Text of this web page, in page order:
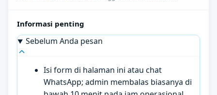
Informasi penting
Sebelum Anda pesan
Isi form di halaman ini atau chat
WhatsApp; admin membalas biasanya di